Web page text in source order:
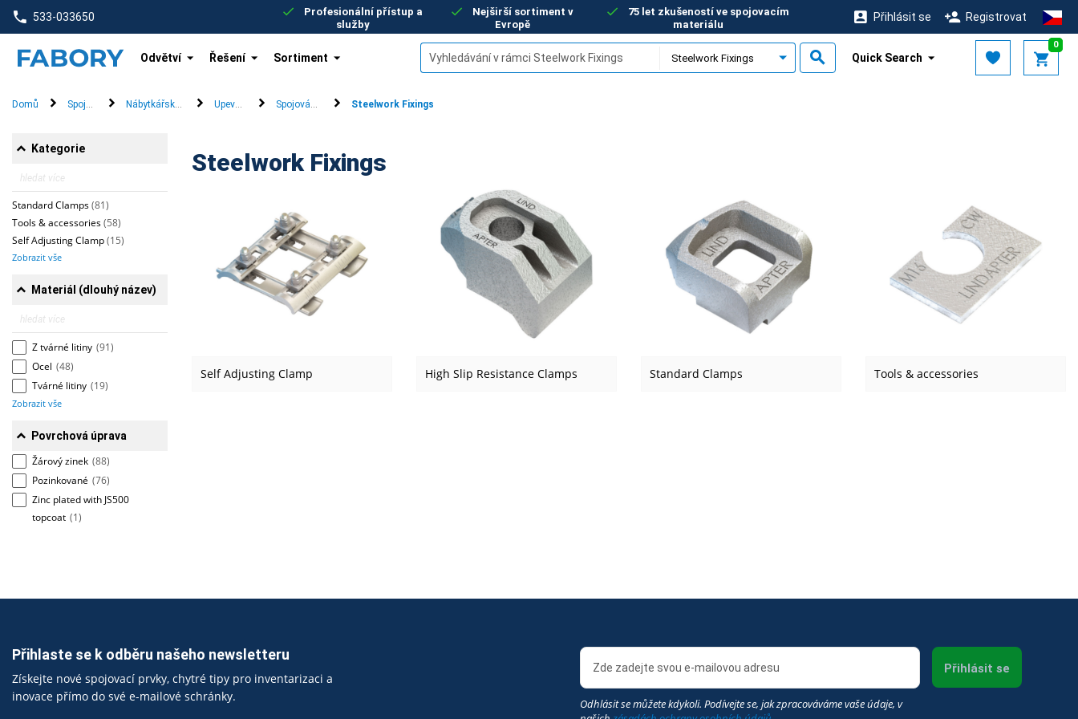
text.skipToContent
text.skipToNavigation
533-033650
Profesionální přístup a
služby
Nejširší sortiment v
Evropě
75 let zkušeností ve spojovacím
materiálu
Přihlásit se Registrovat
Odvětví Řešení Sortiment
0
Quick Search
Domů Spojovací materiálNábytkářský a bezpečnostní materiál
Upevňovací systémySpojování ocelových nosníků
Steelwork Fixings
Kategorie
Standard Clamps(81)
Tools & accessories(58)
Self Adjusting Clamp(15)
Zobrazit vše
Materiál (dlouhý název)
Z tvárné litiny (91)
Ocel (48)
Tvárné litiny (19)
Zobrazit vše
Povrchová úprava
Žárový zinek (88)
Pozinkované (76)
Zinc plated with JS500
topcoat (1)
Steelwork Fixings
Self Adjusting Clamp High Slip Resistance Clamps Standard Clamps Tools & accessories
Přihlaste se k odběru našeho newsletteru
Získejte nové spojovací prvky, chytré tipy pro inventarizaci a
inovace přímo do své e-mailové schránky.
Odhlásit se můžete kdykoli. Podívejte se, jak zpracováváme vaše údaje, v
Přihlásit se